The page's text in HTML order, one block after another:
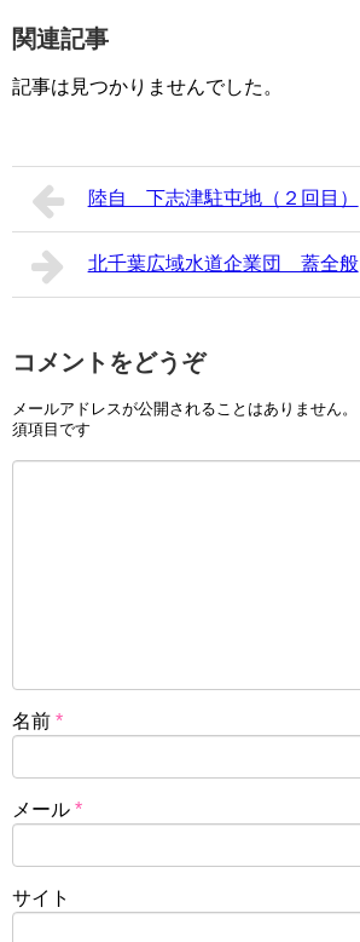
関連記事
記事は見つかりませんでした。
陸自 下志津駐屯地（２回目）
北千葉広域水道企業団 蓋全般
コメントをどうぞ
メールアドレスが公開されることはありません。
須項目です
名前 *
メール *
サイト